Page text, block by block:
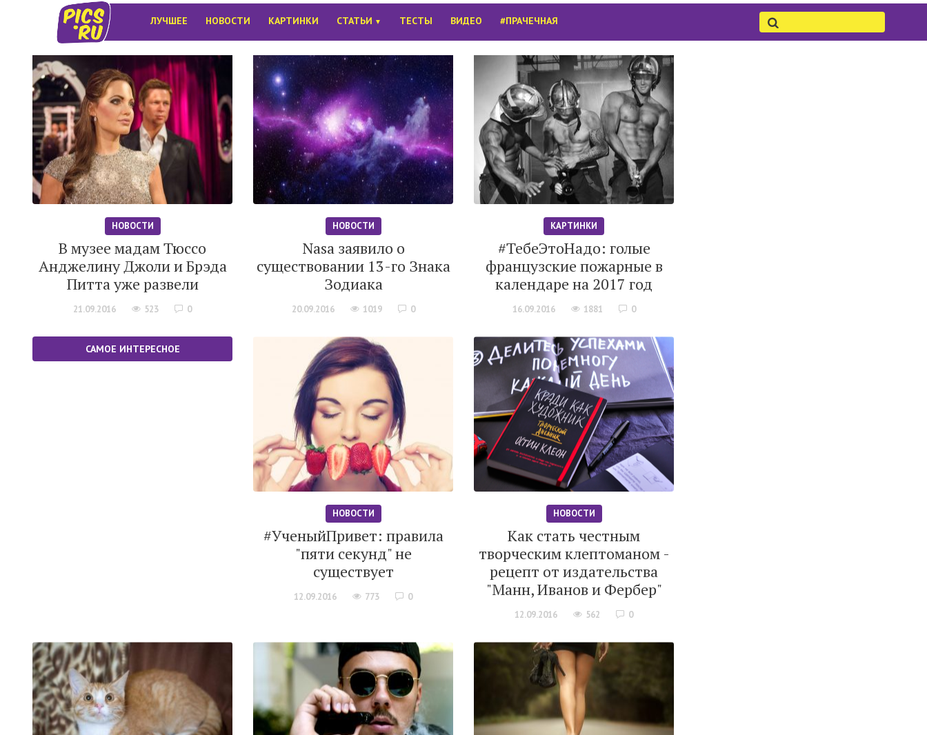
ЛУЧШЕЕ НОВОСТИ КАРТИНКИ СТАТЬИ ▼ ТЕСТЫ ВИДЕО #ПРАЧЕЧНАЯ
НОВОСТИ
В музее мадам Тюссо
Анджелину Джоли и Брэда
Питта уже развели
21.09.2016 523 0
НОВОСТИ
Nasa заявило о
существовании 13-го Знака
Зодиака
20.09.2016 1019 0
КАРТИНКИ
#ТебеЭтоНадо: голые
французские пожарные в
календаре на 2017 год
16.09.2016 1881 0
САМОЕ ИНТЕРЕСНОЕ
НОВОСТИ
#УченыйПривет: правила
"пяти секунд" не
существует
12.09.2016 773 0
НОВОСТИ
Как стать честным
творческим клептоманом -
рецепт от издательства
"Манн, Иванов и Фербер"
12.09.2016 562 0